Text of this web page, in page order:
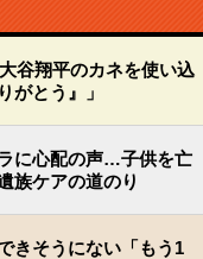
谷翔平のカネを使い込
がとう』」
に心配の声…子供を亡
族ケアの道のり
きそうにない「もう1